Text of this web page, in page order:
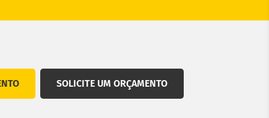
SOLICITE UM ORÇAMENTO